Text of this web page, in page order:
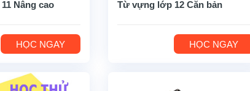
Nâng cao
HỌC NGAY
Từ vựng lớp 12 Căn bản
HỌC NGAY